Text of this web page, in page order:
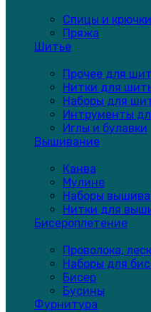
Спицы и
Пряжа
Шитье
Прочее для
Нитки для
Наборы для
Интрументы
Иглы и булавки
Вышивание
Канва
Мулине
Наборы
Нитки для
Бисероплетение
Проволока,
Наборы для
Бисер
Бусины
Фурнитура